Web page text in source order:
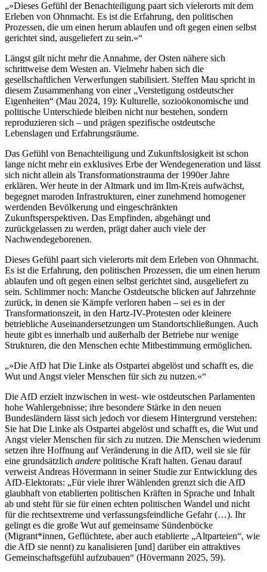
»Dieses Gefühl der Benachteiligung paart sich vielerorts mit dem
Erleben von Ohnmacht. Es ist die Erfahrung, den politischen
Prozessen, die um einen herum ablaufen und oft gegen einen selbst
gerichtet sind, ausgeliefert zu sein.«
Längst gilt nicht mehr die Annahme, der Osten nähere sich
schrittweise dem Westen an. Vielmehr haben sich die
gesellschaftlichen Verwerfungen stabilisiert. Steffen Mau spricht in
diesem Zusammenhang von einer „Verstetigung ostdeutscher
Eigenheiten“ (Mau 2024, 19): Kulturelle, sozioökonomische und
politische Unterschiede bleiben nicht nur bestehen, sondern
reproduzieren sich – und prägen spezifische ostdeutsche
Lebenslagen und Erfahrungsräume.
Das Gefühl von Benachteiligung und Zukunftslosigkeit ist schon
lange nicht mehr ein exklusives Erbe der Wendegeneration und lässt
sich nicht allein als Transformationstrauma der 1990er Jahre
erklären. Wer heute in der Altmark und im Ilm-Kreis aufwächst,
begegnet maroden Infrastrukturen, einer zunehmend homogener
werdenden Bevölkerung und eingeschränkten
Zukunftsperspektiven. Das Empfinden, abgehängt und
zurückgelassen zu werden, prägt daher auch viele der
Nachwendegeborenen.
Dieses Gefühl paart sich vielerorts mit dem Erleben von Ohnmacht.
Es ist die Erfahrung, den politischen Prozessen, die um einen herum
ablaufen und oft gegen einen selbst gerichtet sind, ausgeliefert zu
sein. Schlimmer noch: Manche Ostdeutsche blicken auf Jahrzehnte
zurück, in denen sie Kämpfe verloren haben – sei es in der
Transformationszeit, in den Hartz-IV-Protesten oder kleinere
betriebliche Auseinandersetzungen um Standortschließungen. Auch
heute gibt es innerhalb und außerhalb der Betriebe nur wenige
Strukturen, die den Menschen echte Mitbestimmung ermöglichen.
»Die AfD hat Die Linke als Ostpartei abgelöst und schafft es, die
Wut und Angst vieler Menschen für sich zu nutzen.«
Die AfD erzielt inzwischen in west- wie ostdeutschen Parlamenten
hohe Wahlergebnisse; ihre besondere Stärke in den neuen
Bundesländern lässt sich jedoch vor diesem Hintergrund verstehen:
Sie hat Die Linke als Ostpartei abgelöst und schafft es, die Wut und
Angst vieler Menschen für sich zu nutzen. Die Menschen wiederum
setzen ihre Hoffnung auf Veränderung in die AfD, weil sie sie für
eine grundsätzlich andere politische Kraft halten. Genau darauf
verweist Andreas Hövermann in seiner Studie zur Entwicklung des
AfD-Elektorats: „Für viele ihrer Wählenden grenzt sich die AfD
glaubhaft von etablierten politischen Kräften in Sprache und Inhalt
ab und steht für sie für einen echten politischen Wandel und nicht
für die rechtsextreme und verfassungsfeindliche Gefahr (…). Ihr
gelingt es die große Wut auf gemeinsame Sündenböcke
(Migrant*innen, Geflüchtete, aber auch etablierte „Altparteien“, wie
die AfD sie nennt) zu kanalisieren [und] darüber ein attraktives
Gemeinschaftsgefühl aufzubauen“ (Hövermann 2025, 59).